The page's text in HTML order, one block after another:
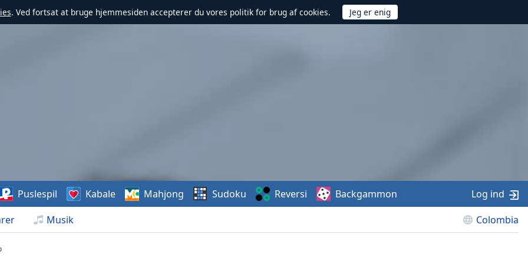
. Ved fortsat at bruge hjemmesiden accepterer du vores politik for brug af cookies.
Musik Colombia
Puslespil Kabale Mahjong Sudoku Reversi Backgammon Log ind